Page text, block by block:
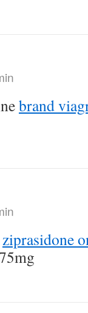
brand
ziprasidone